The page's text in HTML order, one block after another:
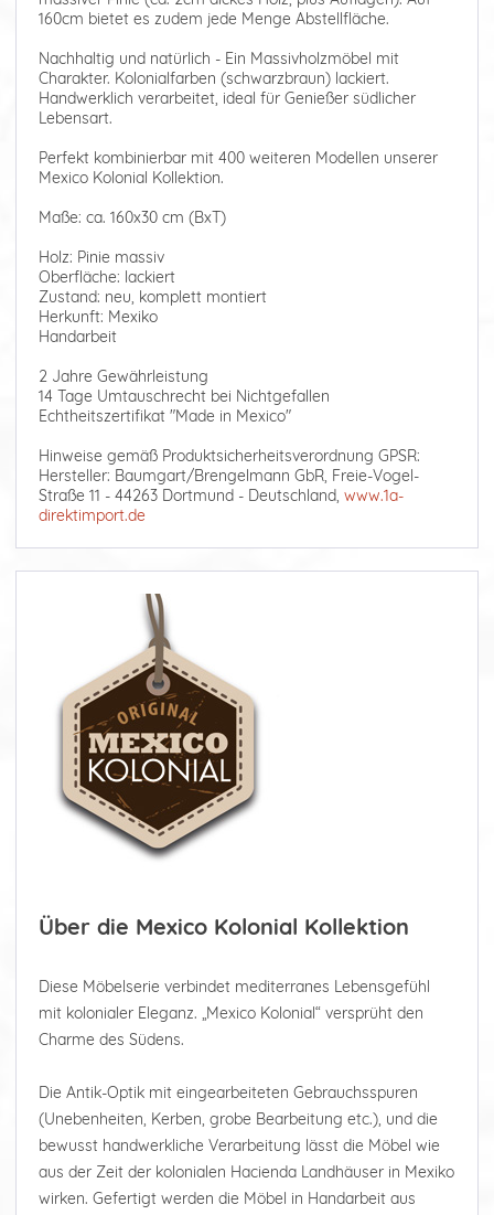
160cm bietet es zudem jede Menge Abstellfläche.
Nachhaltig und natürlich - Ein Massivholzmöbel mit
Charakter. Kolonialfarben (schwarzbraun) lackiert.
Handwerklich verarbeitet, ideal für Genießer südlicher
Lebensart.
Perfekt kombinierbar mit 400 weiteren Modellen unserer
Mexico Kolonial Kollektion.
Maße: ca. 160x30 cm (BxT)
Holz: Pinie massiv
Oberfläche: lackiert
Zustand: neu, komplett montiert
Herkunft: Mexiko
Handarbeit
2 Jahre Gewährleistung
14 Tage Umtauschrecht bei Nichtgefallen
Echtheitszertifikat "Made in Mexico"
Hinweise gemäß Produktsicherheitsverordnung GPSR:
Hersteller: Baumgart/Brengelmann GbR, Freie-Vogel-
Straße 11 - 44263 Dortmund - Deutschland, www.1a-
direktimport.de
Über die Mexico Kolonial Kollektion
Diese Möbelserie verbindet mediterranes Lebensgefühl
mit kolonialer Eleganz. „Mexico Kolonial“ versprüht den
Charme des Südens.
Die Antik-Optik mit eingearbeiteten Gebrauchsspuren
(Unebenheiten, Kerben, grobe Bearbeitung etc.), und die
bewusst handwerkliche Verarbeitung lässt die Möbel wie
aus der Zeit der kolonialen Hacienda Landhäuser in Mexiko
wirken. Gefertigt werden die Möbel in Handarbeit aus